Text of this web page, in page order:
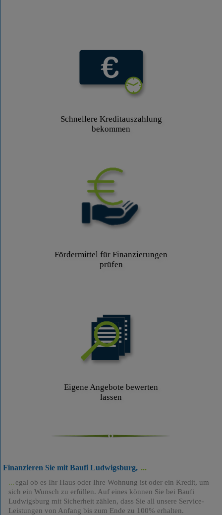
Schnellere Kreditauszahlung
bekommen
Fördermittel für Finanzierungen
prüfen
Eigene Angebote bewerten
lassen
Finanzieren Sie mit Baufi Ludwigsburg,
egal ob es Ihr Haus oder Ihre Wohnung ist oder ein Kredit, um
sich ein Wunsch zu erfüllen. Auf eines können Sie bei Baufi
Ludwigsburg mit Sicherheit zählen, dass Sie all unsere Service-
Leistungen von Anfang bis zum Ende zu 100% erhalten.